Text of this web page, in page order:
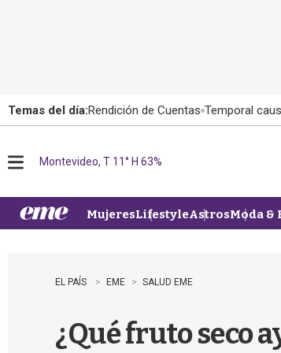
Temas del día:Rendición de Cuentas Temporal
u
Montevideo, T 11° H 63%
MujeresLifestyleAstrosModa &
EL PAÍS EME SALUD EME
¿Qué fruto seco